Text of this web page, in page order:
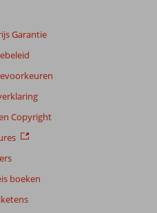
Garantie
Copyright
boeken